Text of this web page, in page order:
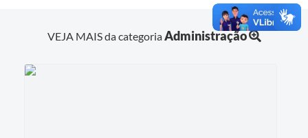
VEJA MAIS da categoriaAdministração